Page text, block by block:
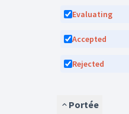
Evaluating
Accepted
Rejected
Portée